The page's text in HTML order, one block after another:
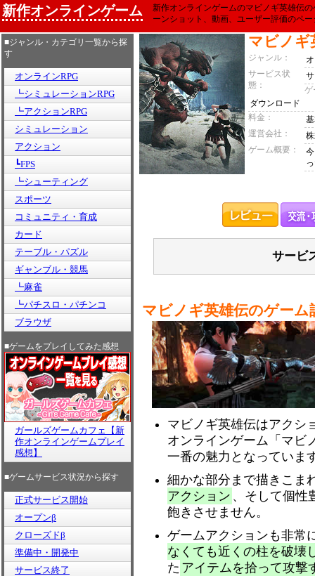
新作オンラインゲーム
新作オンラインゲームのマビノギ英雄伝
ーンショット、動画、ユーザー評価のペ
■ジャンル・カテゴリ一覧から探
す
オンラインRPG
┗シミュレーションRPG
┗アクションRPG
シミュレーション
アクション
┗FPS
┗シューティング
スポーツ
コミュニティ・育成
カード
テーブル・パズル
ギャンブル・競馬
┗麻雀
┗パチスロ・パチンコ
ブラウザ
■ゲームをプレイしてみた感想
ガールズゲームカフェ【新
作オンラインゲームプレイ
感想】
■ゲームサービス状況から探す
正式サービス開始
オープンβ
クローズドβ
準備中・開発中
サービス終了
マビノギ
ジャンル：
サービス状
態：
ゲ
ダウンロード
料金：
運営会社：
ゲーム概要：
サービ
マビノギ英雄伝のゲーム
マビノギ英雄伝はアクシ
オンラインゲーム「マビ
一番の魅力となっていま
細かな部分まで描きこま
アクション 、そして個性
飽きさせません。
ゲームアクションも非常
なくても近くの柱を破壊
た アイテムを拾って攻撃